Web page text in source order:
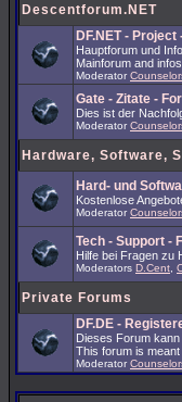
Descentforum.NET
DF.NET - Project
Hauptforum und
Mainforum and
Moderator
Gate - Zitate -
Dies ist der
Moderator
Hardware, Software,
Hard- und
Kostenlose
Moderator
Tech - Support -
Hilfe bei Fragen zu
Moderators D.Cent
Private Forums
DF.DE -
Dieses Forum
This forum is
Moderator